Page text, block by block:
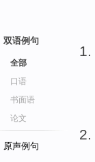
双语例句
全部
口语
书面语
论文
原声例句